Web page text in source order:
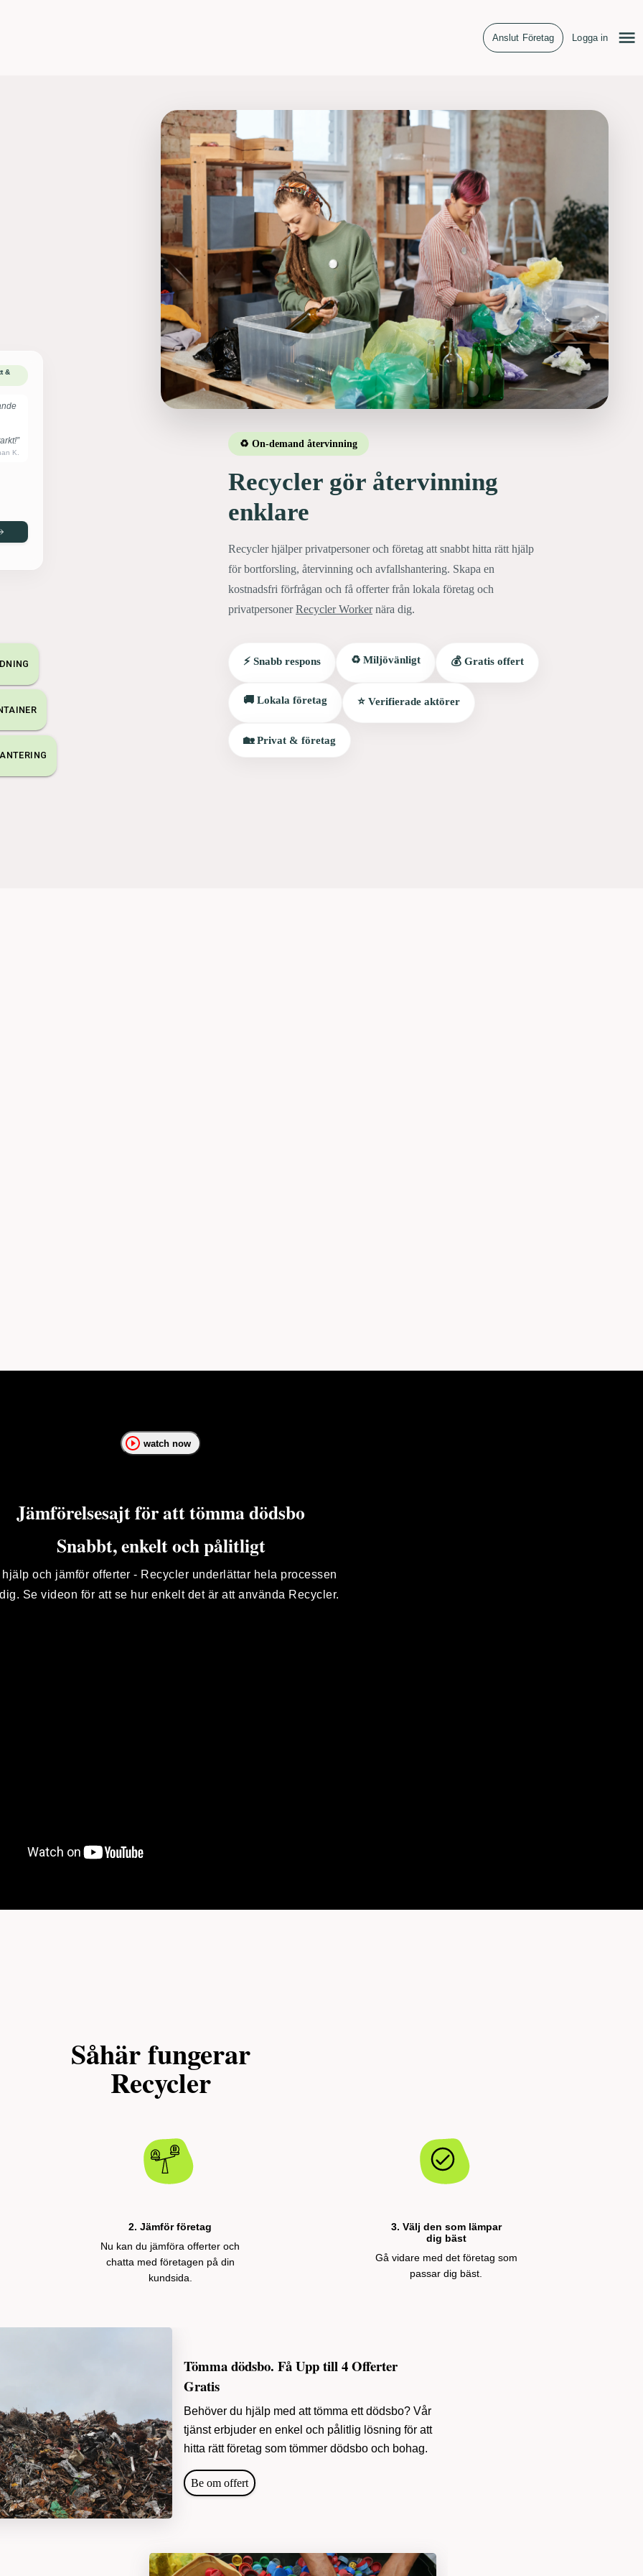
Anslut Företag Logga in
&
K.
♻️ On-demand återvinning
Recycler gör återvinning
enklare
Recycler hjälper privatpersoner och företag att snabbt hitta rätt hjälp
för bortforsling, återvinning och avfallshantering. Skapa en
kostnadsfri förfrågan och få offerter från lokala företag och
privatpersonerRecycler Workernära dig.
⚡ Snabb respons ♻️ Miljövänligt 💰 Gratis offert
🚚 Lokala företag ⭐ Verifierade aktörer
🏡 Privat & företag
watch now
Jämförelsesajt för att tömma dödsbo
Snabbt, enkelt och pålitligt
hjälp och jämför offerter - Recycler underlättar hela processen
Se videon för att se hur enkelt det är att använda Recycler.
Såhär fungerar
Recycler
2. Jämför företag
Nu kan du jämföra offerter och
chatta med företagen på din
kundsida.
3. Välj den som lämpar
dig bäst
Gå vidare med det företag som
passar dig bäst.
Tömma dödsbo. Få Upp till 4 Offerter
Gratis
Behöver du hjälp med att tömma ett dödsbo? Vår
tjänst erbjuder en enkel och pålitlig lösning för att
hitta rätt företag som tömmer dödsbo och bohag.
Be om offert
och städa dödsbo, Göteborg